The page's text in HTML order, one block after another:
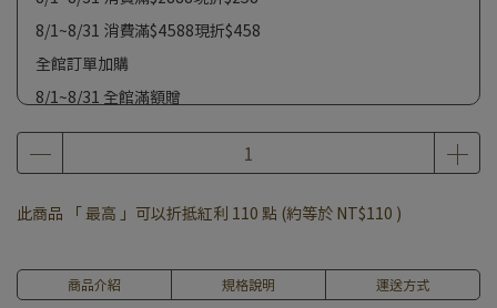
8/1~8/31 消費滿$4588現折$458
全館訂單加購
8/1~8/31 全館滿額贈
此商品 「 最高 」可以折抵紅利 110 點 (約等於 NT$110 )
商品介紹 規格說明 運送方式